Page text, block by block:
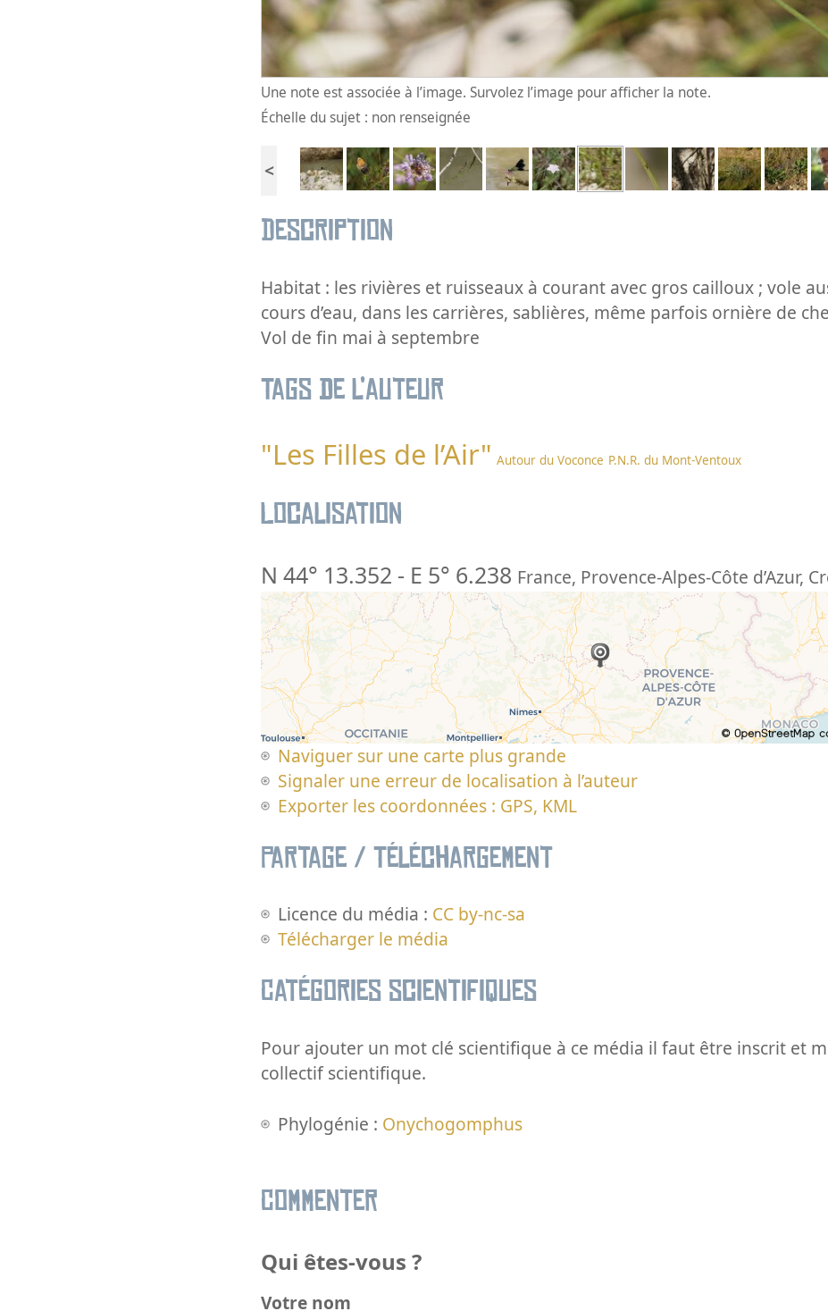
Une note est associée à l’image. Survolez l’image pour afficher la note.
Échelle du sujet : non renseignée
<
Description
Habitat : les rivières et ruisseaux à courant avec gros cailloux ; vole
cours d’eau, dans les carrières, sablières, même parfois ornière de
Vol de fin mai à septembre
Tags de l’auteur
"Les Filles de l’Air" Autour du Voconce P.N.R. du Mont-Ventoux
Localisation
N 44° 13.352 - E 5° 6.238 France, Provence-Alpes-Côte d’Azur,
Naviguer sur une carte plus grande
Signaler une erreur de localisation à l’auteur
Exporter les coordonnées : GPS, KML
Partage / Téléchargement
Licence du média : CC by-nc-sa
Télécharger le média
Catégories scientifiques
Pour ajouter un mot clé scientifique à ce média il faut être inscrit et
collectif scientifique.
Phylogénie : Onychogomphus
Commenter
Qui êtes-vous ?
Votre nom